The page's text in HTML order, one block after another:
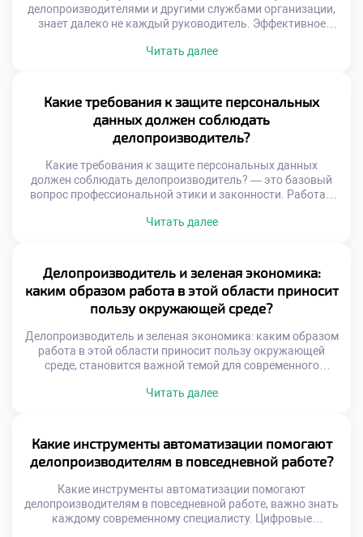
делопроизводителями и другими службами организации,
знает далеко не каждый руководитель. Эффективное
успешной работы всей компании. Документооборот
определяет скорость бизнес-процессов и общую
результативность. Конфликты и задержки часто
возникают из-за непонимания специфики смежных
функций. Сотрудники видят только свою […]
Читать далее
Какие требования к защите персональных
данных должен соблюдать
делопроизводитель?
Какие требования к защите персональных данных
должен соблюдать делопроизводитель? — это базовый
вопрос профессиональной этики и законности. Работа с
информации сотрудников и клиентов. Нарушение
Делопроизводитель выступает первым рубежом защиты
чувствительных сведений. Понимание норм безопасности
является обязательной компетенцией современного
сотрудника. […]
Читать далее
Делопроизводитель и зеленая экономика:
каким образом работа в этой области приносит
пользу окружающей среде?
Делопроизводитель и зеленая экономика: каким образом
работа в этой области приносит пользу окружающей
среде, становится важной темой для современного
начинается с грамотного управления ресурсами.
напрямую влияют на экологический след компании.
Переход к устойчивому развитию требует пересмотра
привычных офисных […]
Читать далее
Какие инструменты автоматизации помогают
делопроизводителям в повседневной работе?
Какие инструменты автоматизации помогают
делопроизводителям в повседневной работе, важно знать
каждому современному специалисту. Цифровые